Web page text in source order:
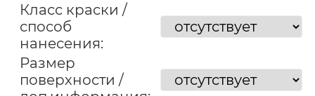
Класс краски /
способ
нанесения:
Размер
поверхности /